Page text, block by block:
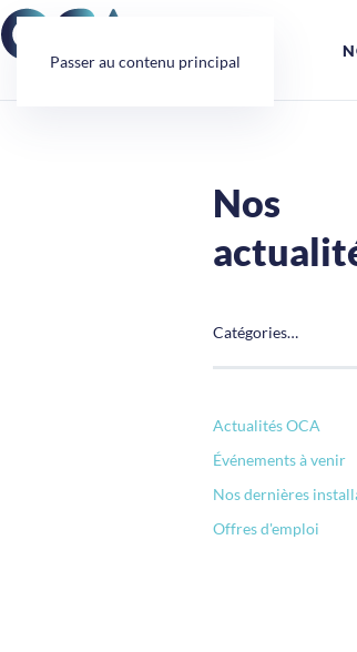
Passer au contenu principal
Nos
Catégories…
Actualités OCA
Événements à venir
Nos dernières
Offres d'emploi
Panneau de gestion des cookies